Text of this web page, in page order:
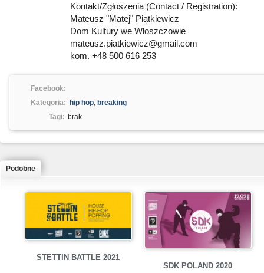
Kontakt/Zgłoszenia (Contact / Registration):
Mateusz "Matej" Piątkiewicz
Dom Kultury we Włoszczowie
mateusz.piatkiewicz@gmail.com
kom. +48 500 616 253
Facebook:
Kategoria:
hip hop, breaking
Tagi: brak
Podobne
STETTIN BATTLE 2021
SDK POLAND 2020